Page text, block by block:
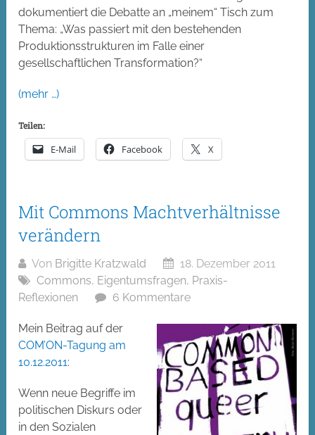
dokumentiert die Debatte an „meinem“ Tisch zum
Thema: „Was passiert mit den bestehenden
Produktionsstrukturen im Falle einer
gesellschaftlichen Transformation?“
(mehr …)
Teilen:
E-Mail Facebook X
Mit Commons Machtverhältnisse
verändern
Von Brigitte Kratzwald
18. Dezember 2011
Commons, Eigentumsfragen, Praxis-
Reflexionen
6 Kommentare
Mein Beitrag auf der
COM’ON-Tagung am
10.12.2011:
Wenn neue Begriffe im
politischen Diskurs oder
in den Sozialen